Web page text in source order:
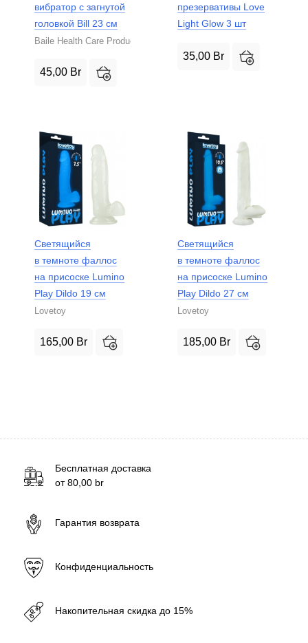
вибратор с загнутой
головкой Bill 23 см
Baile Health Care Product
45,00 Br
презервативы Love
Light Glow 3 шт
35,00 Br
Светящийся
в темноте фаллос
на присоске Lumino
Play Dildo 19 см
Lovetoy
165,00 Br
Светящийся
в темноте фаллос
на присоске Lumino
Play Dildo 27 см
Lovetoy
185,00 Br
Бесплатная доставка
от80,00 br
Гарантия возврата
Конфиденциальность
Накопительная скидка до 15%